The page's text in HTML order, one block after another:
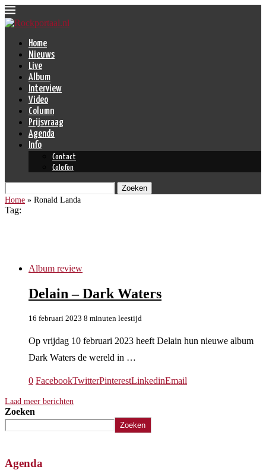
Home
Nieuws
Live
Album
Interview
Video
Column
Prijsvraag
Agenda
Info
Contact
Colofon
Zoeken
Home » Ronald Landa
Tag:
Album review
Delain – Dark Waters
16 februari 2023 8 minuten leestijd
Op vrijdag 10 februari 2023 heeft Delain hun nieuwe album
Dark Waters de wereld in …
0 FacebookTwitterPinterestLinkedinEmail
Laad meer berichten
Zoeken
Zoeken
Agenda